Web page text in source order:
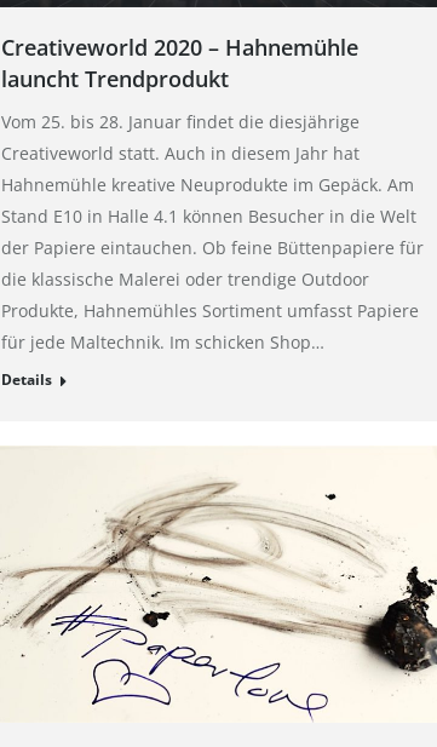
Creativeworld 2020 – Hahnemühle
launcht Trendprodukt
Vom 25. bis 28. Januar findet die diesjährige
Creativeworld statt. Auch in diesem Jahr hat
Hahnemühle kreative Neuprodukte im Gepäck. Am
Stand E10 in Halle 4.1 können Besucher in die Welt
der Papiere eintauchen. Ob feine Büttenpapiere für
die klassische Malerei oder trendige Outdoor
Produkte, Hahnemühles Sortiment umfasst Papiere
für jede Maltechnik. Im schicken Shop…
Details